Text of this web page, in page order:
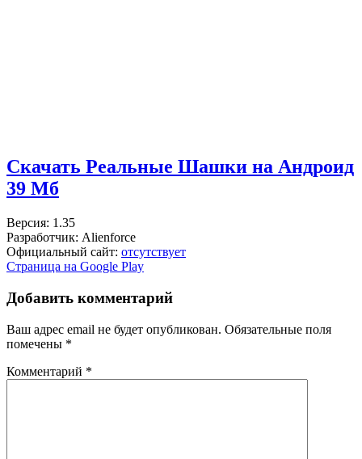
Скачать Реальные Шашки на Андроид
39 Мб
Версия: 1.35
Разработчик: Alienforce
Официальный сайт: отсутствует
Страница на Google Play
Добавить комментарий
Ваш адрес email не будет опубликован. Обязательные поля
помечены *
Комментарий *